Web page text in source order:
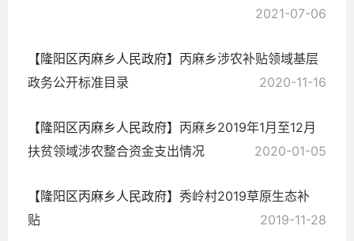
2021-07-06
【隆阳区丙麻乡人民政府】 丙麻乡涉农补贴领域基层
政务公开标准目录
2020-11-16
【隆阳区丙麻乡人民政府】 丙麻乡2019年1月至12月
扶贫领域涉农整合资金支出情况
2020-01-05
【隆阳区丙麻乡人民政府】 秀岭村2019草原生态补
贴
2019-11-28